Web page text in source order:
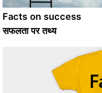
Facts on success
सफलता पर तथ्य